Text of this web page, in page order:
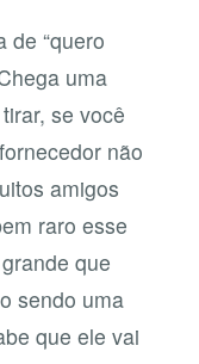
de “quero
uma
se você
não
amigos
raro esse
que
sendo uma
que ele vai